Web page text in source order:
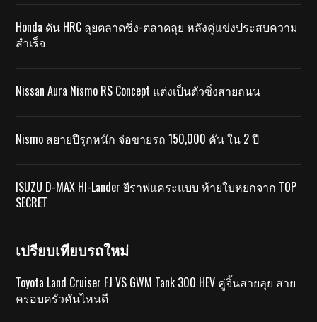
Honda ดัน HRC ลุยตลาดซิ่ง-ตลาดลุย หลังคู่แข่งประสบความ
สำเร็จ
Nissan Aura Nismo RS Concept แต่งเป็นตัวซิ่งสายถนน
Nismo สยายปีรุกหนัก จ่อขายรถ 150,000 คัน ใน 2 ปี
ISUZU D-MAX HI-Lander ยีราฟแคระแบบ ท้ายใบหยกจาก TOP
SECRET
เปรียบเทียบรถใหม่
Toyota Land Cruiser FJ VS GWM Tank 300 HEV คู่จิ้นสายลุย สาย
ครอบครัวคันไหนดี